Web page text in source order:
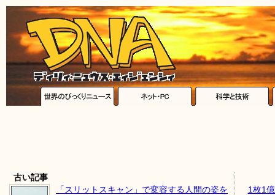
古い記事
「スリットスキャン」で変容する人間の姿を
1枚1